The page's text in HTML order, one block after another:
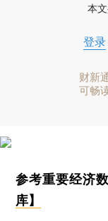
本
登录
财新
可畅
参考重要经济
库】